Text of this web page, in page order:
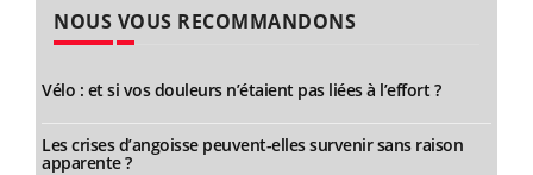
NOUS VOUS RECOMMANDONS
Vélo : et si vos douleurs n’étaient pas liées à l’effort ?
Les crises d’angoisse peuvent-elles survenir sans raison
apparente ?